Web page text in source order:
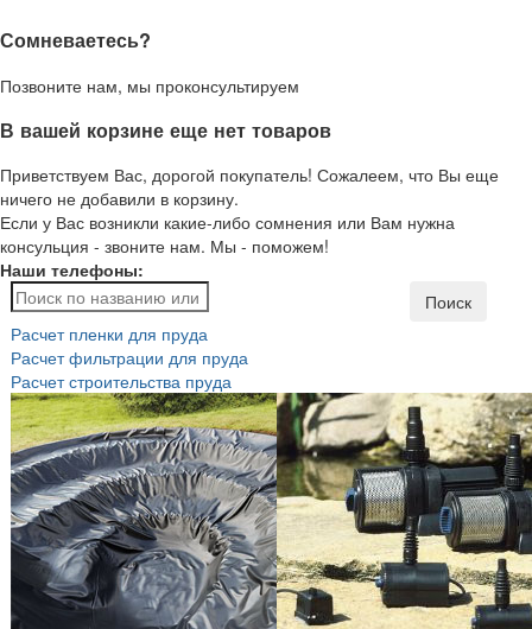
Сомневаетесь?
Позвоните нам, мы проконсультируем
В вашей корзине еще нет товаров
Приветствуем Вас, дорогой покупатель! Сожалеем, что Вы еще
ничего не добавили в корзину.
Если у Вас возникли какие-либо сомнения или Вам нужна
консульция - звоните нам. Мы - поможем!
Наши телефоны:
Поиск
Расчет пленки для пруда
Расчет фильтрации для пруда
Расчет строительства пруда